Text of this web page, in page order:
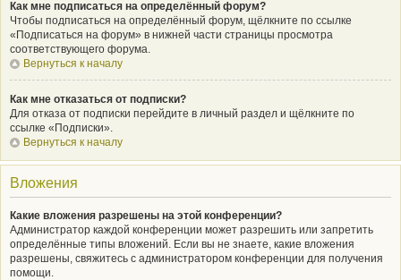
Как мне подписаться на определённый форум?
Чтобы подписаться на определённый форум, щёлкните по ссылке
«Подписаться на форум» в нижней части страницы просмотра
соответствующего форума.
Вернуться к началу
Как мне отказаться от подписки?
Для отказа от подписки перейдите в личный раздел и щёлкните по
ссылке «Подписки».
Вернуться к началу
Вложения
Какие вложения разрешены на этой конференции?
Администратор каждой конференции может разрешить или запретить
определённые типы вложений. Если вы не знаете, какие вложения
разрешены, свяжитесь с администратором конференции для получения
помощи.